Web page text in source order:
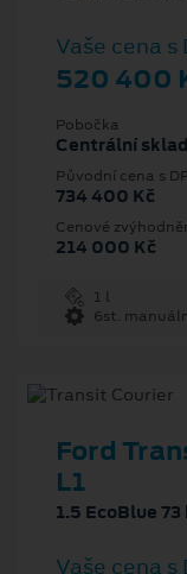
Vaše cena s
520 400
Pobočka
Centrální
Původní cena s
734 400 Kč
Cenové
214 000 Kč
1 l
6st.
Ford
L1
1.5 EcoBlue
Vaše cena s